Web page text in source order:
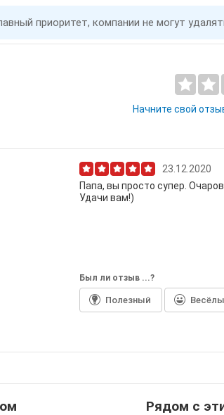
приоритет, компании не могут
Начните свой
23.12.2020
Папа, вы просто супер.
Удачи вам!)
Был ли отзыв ...?
Полезный
Рядом с